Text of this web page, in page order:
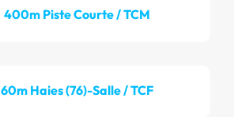
400m Piste Courte / TCM
60m Haies (76)-Salle / TCF